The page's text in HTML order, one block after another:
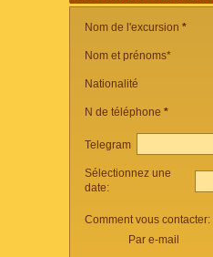
Nom de l'excursion *
Nom et prénoms*
Nationalité
N de téléphone *
Telegram
Sélectionnez une
date:
Comment vous contacter:
Par e-mail